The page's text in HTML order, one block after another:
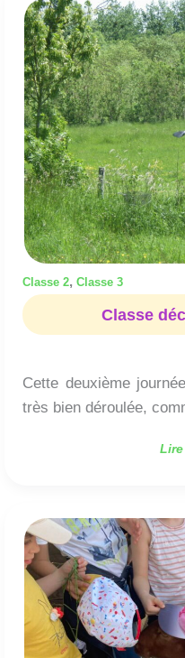
Classe 2, Classe 3
Classe
Cette deuxième
très bien déroulée,
2
Lire
1